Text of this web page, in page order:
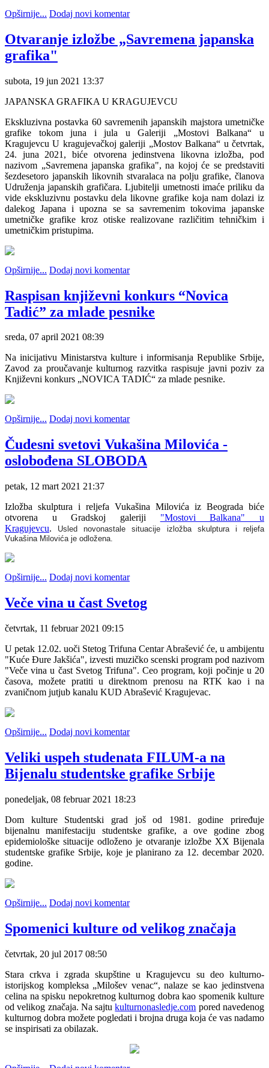
Opširnije... Dodaj novi komentar
Otvaranje izložbe „Savremena japanska
grafika"
subota, 19 jun 2021 13:37
JAPANSKA GRAFIKA U KRAGUJEVCU
Ekskluzivna postavka 60 savremenih japanskih majstora umetničke
grafike tokom juna i jula u Galeriji „Mostovi Balkana“ u
Kragujevcu U kragujevačkoj galeriji „Mostov Balkana“ u četvrtak,
24. juna 2021, biće otvorena jedinstvena likovna izložba, pod
nazivom „Savremena japanska grafika", na kojoj će se predstaviti
šezdesetoro japanskih likovnih stvaralaca na polju grafike, članova
Udruženja japanskih grafičara. Ljubitelji umetnosti imaće priliku da
vide ekskluzivnu postavku dela likovne grafike koja nam dolazi iz
dalekog Japana i upozna se sa savremenim tokovima japanske
umetničke grafike kroz otiske realizovane različitim tehničkim i
umetničkim pristupima.
Opširnije... Dodaj novi komentar
Raspisan književni konkurs “Novica
Tadić” za mlade pesnike
sreda, 07 april 2021 08:39
Na inicijativu Ministarstva kulture i informisanja Republike Srbije,
Zavod za proučavanje kulturnog razvitka raspisuje javni poziv za
Književni konkurs „NOVICA TADIĆ“ za mlade pesnike.
Opširnije... Dodaj novi komentar
Čudesni svetovi Vukašina Milovića -
oslobođena SLOBODA
petak, 12 mart 2021 21:37
Izložba skulptura i reljefa Vukašina Milovića iz Beograda biće
otvorena u Gradskoj galeriji "Mostovi Balkana" u
Kragujevcu.
Usled novonastale situacije izložba skulptura i reljefa
Vukašina Milovića je odložena.
Opširnije... Dodaj novi komentar
Veče vina u čast Svetog
četvrtak, 11 februar 2021 09:15
U petak 12.02. uoči Stetog Trifuna Centar Abrašević će, u ambijentu
"Kuće Đure Jakšića", izvesti muzičko scenski program pod nazivom
"Veče vina u čast Svetog Trifuna". Ceo program, koji počinje u 20
časova, možete pratiti u direktnom prenosu na RTK kao i na
zvaničnom jutjub kanalu KUD Abrašević Kragujevac.
Opširnije... Dodaj novi komentar
Veliki uspeh studenata FILUM-a na
Bijenalu studentske grafike Srbije
ponedeljak, 08 februar 2021 18:23
Dom kulture Studentski grad još od 1981. godine priređuje
bijenalnu manifestaciju studentske grafike, a ove godine zbog
epidemiološke situacije odloženo je otvaranje izložbe XX Bijenala
studentske grafike Srbije, koje je planirano za 12. decembar 2020.
godine.
Opširnije... Dodaj novi komentar
Spomenici kulture od velikog značaja
četvrtak, 20 jul 2017 08:50
Stara crkva i zgrada skupštine u Kragujevcu su deo kulturno-
istorijskog kompleksa „Milošev venac“, nalaze se kao jedinstvena
celina na spisku nepokretnog kulturnog dobra kao spomenik kulture
od velikog značaja. Na sajtukulturnonasledje.com pored navedenog
kulturnog dobra možete pogledati i brojna druga koja će vas nadamo
se inspirisati za obilazak.